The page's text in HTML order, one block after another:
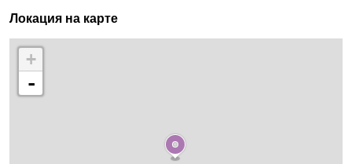
Локация на карте
+
-